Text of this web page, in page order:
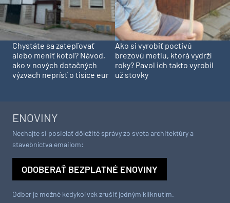
Chystáte sa zatepľovať
alebo meniť kotol? Návod,
ako v nových dotačných
výzvach neprísť o tisíce eur
Ako si vyrobiť poctivú
brezovú metlu, ktorá vydrží
roky? Pavol ich takto vyrobil
už stovky
ENOVINY
Nechajte si posielať dôležité správy zo sveta architektúry a
stavebníctva emailom:
ODOBERAŤ BEZPLATNÉ ENOVINY
Odber je možné kedykoľvek zrušiť jedným kliknutím.